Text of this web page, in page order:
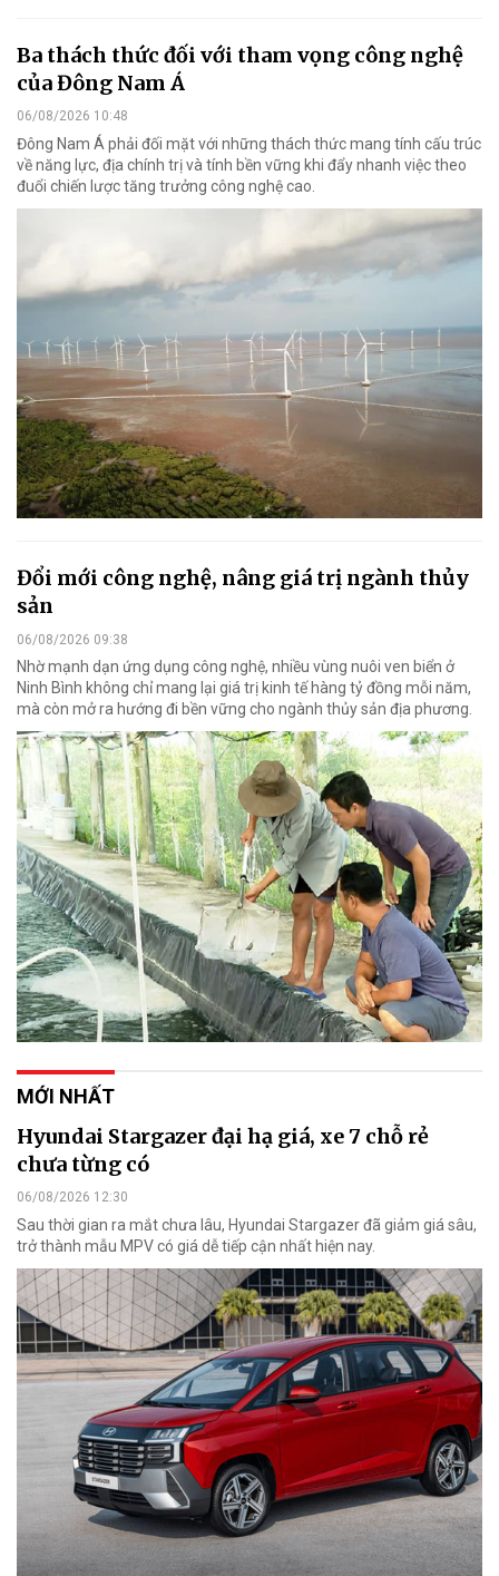
Ba thách thức đối với tham vọng công nghệ
của Đông Nam Á
06/08/2026 10:48
Đông Nam Á phải đối mặt với những thách thức mang tính cấu trúc
về năng lực, địa chính trị và tính bền vững khi đẩy nhanh việc theo
đuổi chiến lược tăng trưởng công nghệ cao.
Đổi mới công nghệ, nâng giá trị ngành thủy
sản
06/08/2026 09:38
Nhờ mạnh dạn ứng dụng công nghệ, nhiều vùng nuôi ven biển ở
Ninh Bình không chỉ mang lại giá trị kinh tế hàng tỷ đồng mỗi năm,
mà còn mở ra hướng đi bền vững cho ngành thủy sản địa phương.
MỚI NHẤT
Hyundai Stargazer đại hạ giá, xe 7 chỗ rẻ
chưa từng có
06/08/2026 12:30
Sau thời gian ra mắt chưa lâu, Hyundai Stargazer đã giảm giá sâu,
trở thành mẫu MPV có giá dễ tiếp cận nhất hiện nay.